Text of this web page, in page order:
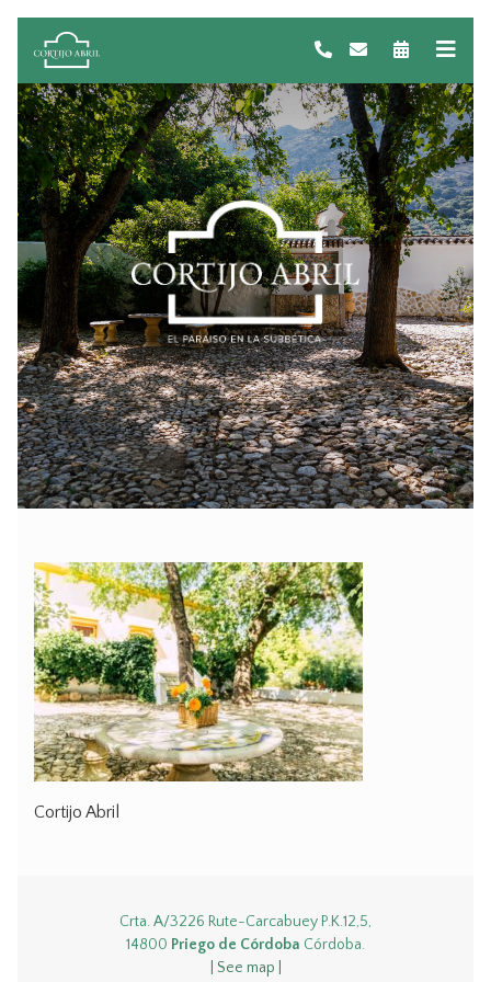
Cortijo Abril
Crta. A/3226 Rute-Carcabuey P.K.12,5,
14800 Priego de Córdoba Córdoba.
| See map |